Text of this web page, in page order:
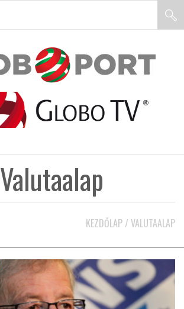
Valutaalap
KEZDŐLAP / VALUTAALAP